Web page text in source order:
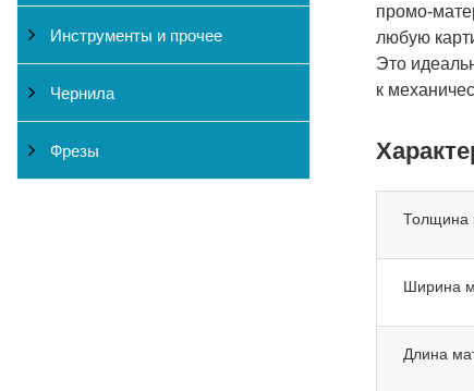
Инструменты и прочее
Чернила
Фрезы
промо-
любую
Это
к
Толщина
Ширина
Длина